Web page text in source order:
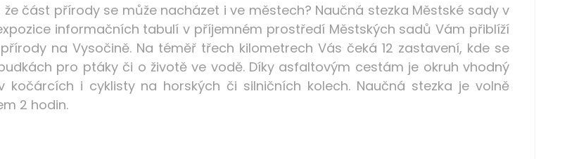
část přírody se může nacházet i ve městech? Naučná stezka Městské sady v
informačních tabulí v příjemném prostředí Městských sadů Vám přiblíží
na Vysočině. Na téměř třech kilometrech Vás čeká 12 zastavení, kde se
pro ptáky či o životě ve vodě. Díky asfaltovým cestám je okruh vhodný
i cyklisty na horských či silničních kolech. Naučná stezka je volně
2 hodin.